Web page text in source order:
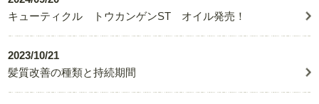
キューティクル トウカンゲンST オイル発売！
2023/10/21
髪質改善の種類と持続期間